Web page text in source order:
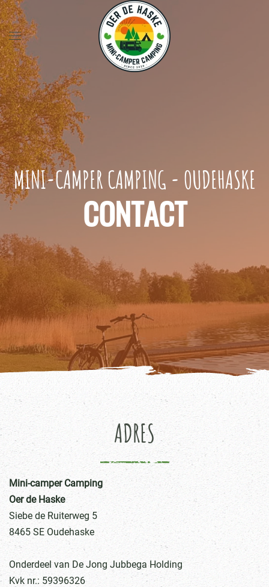
Skip to main content
MINI-CAMPER CAMPING - OUDEHASKE
CONTACT
ADRES
Mini-camper Camping
Oer de Haske
Siebe de Ruiterweg 5
8465 SE Oudehaske
Onderdeel van De Jong Jubbega Holding
Kvk nr.: 59396326